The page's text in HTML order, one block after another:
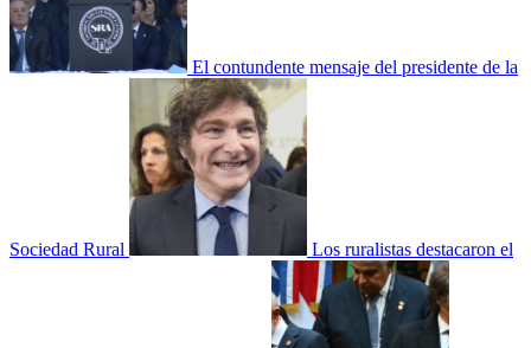
El contundente mensaje del presidente de la
Sociedad Rural Los ruralistas destacaron el